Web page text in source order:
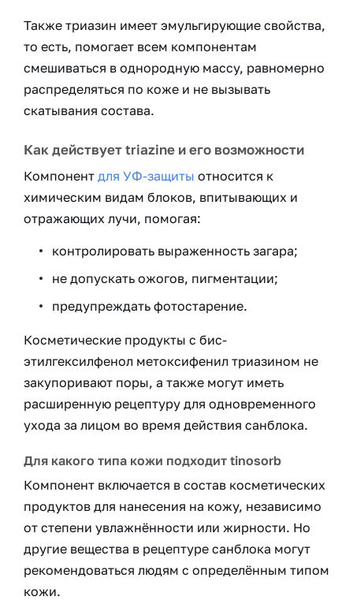
Также триазин имеет эмульгирующие свойства,
то есть, помогает всем компонентам
смешиваться в однородную массу, равномерно
распределяться по коже и не вызывать
скатывания состава.
Как действует triazine и его возможности
Компонент для УФ-защиты относится к
химическим видам блоков, впитывающих и
отражающих лучи, помогая:
контролировать выраженность загара;
не допускать ожогов, пигментации;
предупреждать фотостарение.
Косметические продукты с бис-
этилгексилфенол метоксифенил триазином не
закупоривают поры, а также могут иметь
расширенную рецептуру для одновременного
ухода за лицом во время действия санблока.
Для какого типа кожи подходит tinosorb
Компонент включается в состав косметических
продуктов для нанесения на кожу, независимо
от степени увлажнённости или жирности. Но
другие вещества в рецептуре санблока могут
рекомендоваться людям с определённым типом
кожи.